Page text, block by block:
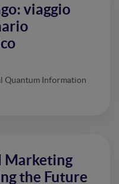
viaggio
Quantum Information
Marketing
the Future